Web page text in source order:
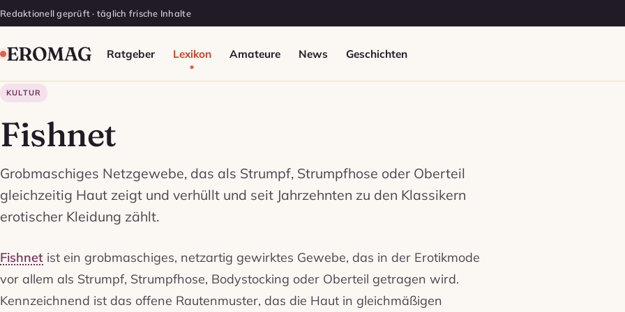
Redaktionell geprüft · täglich frische Inhalte
EROMAG Ratgeber Lexikon Amateure News Geschichten
KULTUR
Fishnet
Grobmaschiges Netzgewebe, das als Strumpf, Strumpfhose oder Oberteil
gleichzeitig Haut zeigt und verhüllt und seit Jahrzehnten zu den Klassikern
erotischer Kleidung zählt.
Fishnet ist ein grobmaschiges, netzartig gewirktes Gewebe, das in der Erotikmode
vor allem als Strumpf, Strumpfhose, Bodystocking oder Oberteil getragen wird.
Kennzeichnend ist das offene Rautenmuster, das die Haut in gleichmäßigen